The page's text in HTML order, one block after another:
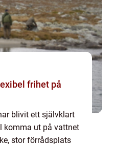
blivit ett självklart
komma ut på vattnet
stor förrådsplats